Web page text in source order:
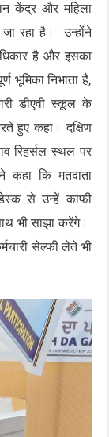
केंद्र और महिला
जा रहा है। उन्होंने
है और इसका
भूमिका निभाता है,
डीएवी स्कूल के
हुए कहा। दक्षिण
रिहर्सल स्थल पर
कि मतदाता
से उन्हें काफी
भी साझा करेंगे।
सेल्फी लेते भी